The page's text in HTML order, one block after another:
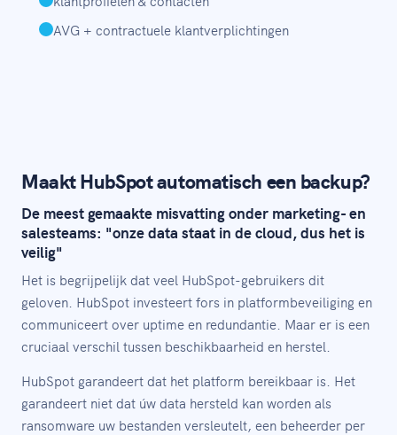
AVG + contractuele klantverplichtingen
Maakt HubSpot automatisch een backup?
De meest gemaakte misvatting onder marketing- en
salesteams: "onze data staat in de cloud, dus het is
veilig"
Het is begrijpelijk dat veel HubSpot-gebruikers dit
geloven. HubSpot investeert fors in platformbeveiliging en
communiceert over uptime en redundantie. Maar er is een
cruciaal verschil tussen beschikbaarheid en herstel.
HubSpot garandeert dat het platform bereikbaar is. Het
garandeert niet dat úw data hersteld kan worden als
ransomware uw bestanden versleutelt, een beheerder per